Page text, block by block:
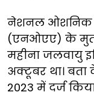
नेशनल ओशनिक
(एनओएए) के
महीना जलवायु
अक्टूबर था।
2023 में दर्ज